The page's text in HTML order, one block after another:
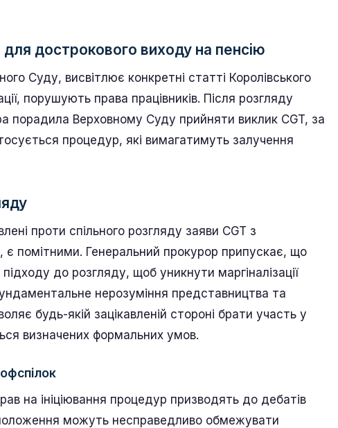
для дострокового виходу на пенсію
Суду, висвітлює конкретні статті Королівського
порушують права працівників. Після розгляду
порадила Верховному Суду прийняти виклик CGT, за
процедур, які вимагатимуть залучення
проти спільного розгляду заяви CGT з
є помітними. Генеральний прокурор припускає, що
до розгляду, щоб уникнути маргіналізації
нерозуміння представництва та
будь-якій зацікавленій стороні брати участь у
визначених формальних умов.
на ініціювання процедур призводять до дебатів
можуть несправедливо обмежувати